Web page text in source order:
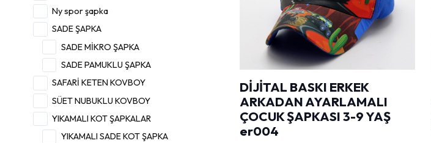
Ny spor şapka
SADE ŞAPKA
SADE MİKRO ŞAPKA
SADE PAMUKLU ŞAPKA
SAFARİ KETEN KOVBOY
SÜET NUBUKLU KOVBOY
YIKAMALI KOT ŞAPKALAR
YIKAMALI SADE KOT ŞAPKA
DİJİTAL BASKI ERKEK
ARKADAN AYARLAMALI
ÇOCUK ŞAPKASI 3-9 YAŞ
er004